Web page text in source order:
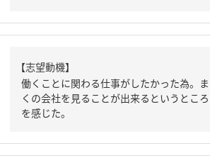
【志望動機】
働くことに関わる仕事がしたかった為。
くの会社を見ることが出来るというとこ
を感じた。